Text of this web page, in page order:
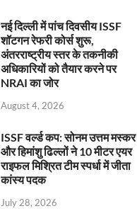
नई दिल्ली में पांच दिवसीय ISSF
शॉटगन रेफरी कोर्स शुरू,
अंतरराष्ट्रीय स्तर के तकनीकी
अधिकारियों को तैयार करने पर
NRAI का जोर
August 4, 2026
ISSF वर्ल्ड कप: सोनम उत्तम मस्कर
और हिमांशु ढिल्लों ने 10 मीटर एयर
राइफल मिश्रित टीम स्पर्धा में जीता
कांस्य पदक
July 28, 2026